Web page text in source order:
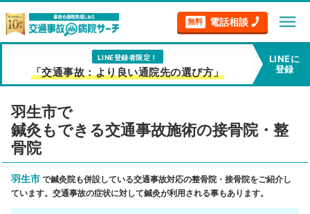
無料 電話相談 menu
LINE登録者限定！
「交通事故：より良い通院先の選び方」
LINEに
登録
羽生市で
鍼灸もできる交通事故施術の接骨院・整
骨院
羽生市 で鍼灸院も併設している交通事故対応の整骨院・接骨院をご紹介し
ています。交通事故の症状に対して鍼灸が利用される事もあります。